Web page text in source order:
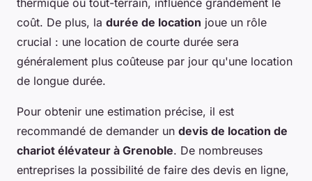
coût. De plus, la durée de location joue un rôle
crucial : une location de courte durée sera
généralement plus coûteuse par jour qu'une location
de longue durée.
Pour obtenir une estimation précise, il est
recommandé de demander un devis de location de
chariot élévateur à Grenoble. De nombreuses
entreprises la possibilité de faire des devis en ligne,